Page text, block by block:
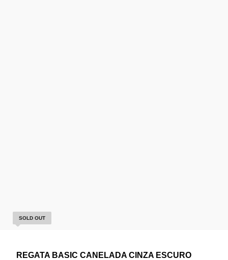
SOLD OUT
REGATA BASIC CANELADA CINZA ESCURO